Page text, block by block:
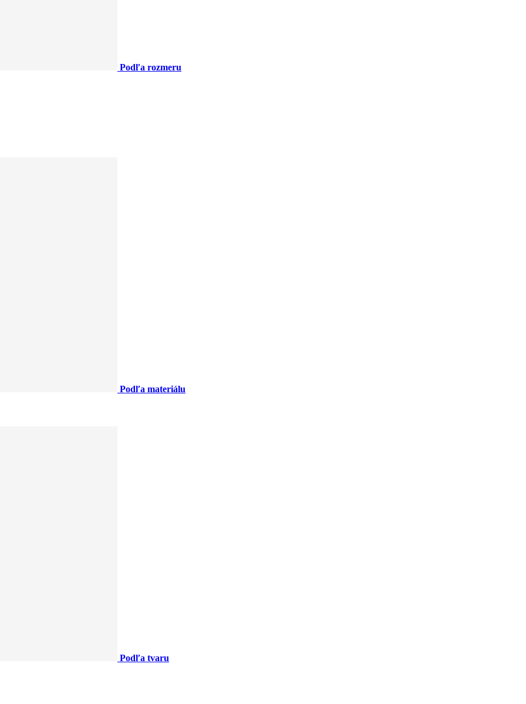
Podľa rozmeru
Podľa materiálu
Podľa tvaru